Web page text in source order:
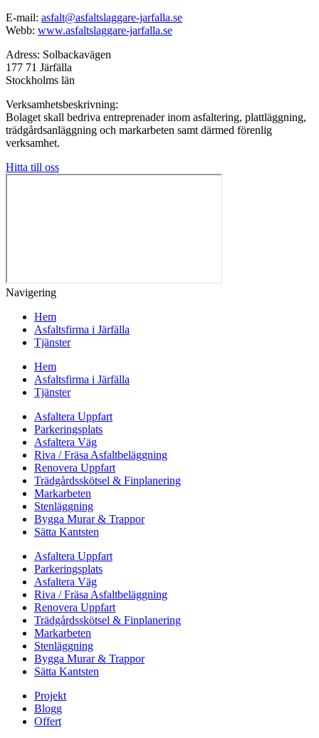
E-mail: asfalt@asfaltslaggare-jarfalla.se
Webb: www.asfaltslaggare-jarfalla.se
Adress: Solbackavägen
177 71 Järfälla
Stockholms län
Verksamhetsbeskrivning:
Bolaget skall bedriva entreprenader inom asfaltering, plattläggning,
trädgårdsanläggning och markarbeten samt därmed förenlig
verksamhet.
Hitta till oss
Navigering
Hem
Asfaltsfirma i Järfälla
Tjänster
Hem
Asfaltsfirma i Järfälla
Tjänster
Asfaltera Uppfart
Parkeringsplats
Asfaltera Väg
Riva / Fräsa Asfaltbeläggning
Renovera Uppfart
Trädgårdsskötsel & Finplanering
Markarbeten
Stenläggning
Bygga Murar & Trappor
Sätta Kantsten
Asfaltera Uppfart
Parkeringsplats
Asfaltera Väg
Riva / Fräsa Asfaltbeläggning
Renovera Uppfart
Trädgårdsskötsel & Finplanering
Markarbeten
Stenläggning
Bygga Murar & Trappor
Sätta Kantsten
Projekt
Blogg
Offert